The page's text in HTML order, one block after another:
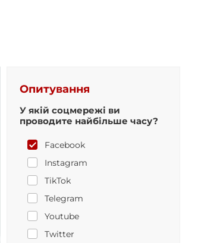
Опитування
У якій соцмережі ви
проводите найбільше часу?
Facebook
Instagram
TikTok
Telegram
Youtube
Twitter